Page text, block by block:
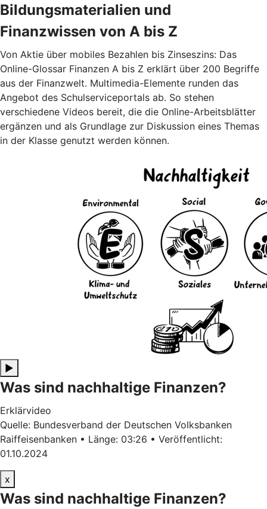
Bildungsmaterialien und
Finanzwissen von A bis Z
Von Aktie über mobiles Bezahlen bis Zinseszins: Das
Online-Glossar Finanzen A bis Z erklärt über 200 Begriffe
aus der Finanzwelt. Multimedia-Elemente runden das
Angebot des Schulserviceportals ab. So stehen
verschiedene Videos bereit, die die Online-Arbeitsblätter
ergänzen und als Grundlage zur Diskussion eines Themas
in der Klasse genutzt werden können.
▶
Was sind nachhaltige Finanzen?
Erklärvideo
Quelle: Bundesverband der Deutschen Volksbanken
Raiffeisenbanken • Länge: 03:26 • Veröffentlicht:
01.10.2024
x
Was sind nachhaltige Finanzen?